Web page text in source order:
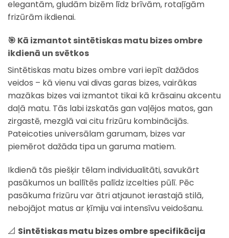
elegantām, gludām bizēm līdz brīvām, rotaļīgām
frizūrām ikdienai.
🎯 Kā izmantot sintētiskas matu bizes ombre
ikdienā un svētkos
Sintētiskas matu bizes ombre vari iepīt dažādos
veidos – kā vienu vai divas garas bizes, vairākas
mazākas bizes vai izmantot tikai kā krāsainu akcentu
daļā matu. Tās labi izskatās gan vaļējos matos, gan
zirgastē, mezglā vai citu frizūru kombinācijās.
Pateicoties universālam garumam, bizes var
piemērot dažāda tipa un garuma matiem.
Ikdienā tās piešķir tēlam individualitāti, savukārt
pasākumos un ballītēs palīdz izcelties pūlī. Pēc
pasākuma frizūru var ātri atjaunot ierastajā stilā,
nebojājot matus ar ķīmiju vai intensīvu veidošanu.
📐 Sintētiskas matu bizes ombre specifikācija